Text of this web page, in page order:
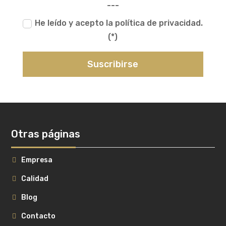
---
He leído y acepto la política de privacidad.
(*)
Suscribirse
Otras páginas
Empresa
Calidad
Blog
Contacto